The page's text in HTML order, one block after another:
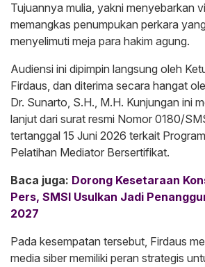
​Tujuannya mulia, yakni menyebarkan
memangkas penumpukan perkara
menyelimuti meja para hakim agung.
​Audiensi ini dipimpin langsung oleh
Firdaus, dan diterima secara hangat
Dr. Sunarto, S.H., M.H. Kunjungan ini
lanjut dari surat resmi Nomor 0180/
tertanggal 15 Juni 2026 terkait
Pelatihan Mediator Bersertifikat.
Baca juga: Dorong Kesetaraan
Pers, SMSI Usulkan Jadi
2027
​Pada kesempatan tersebut, Firdaus
media siber memiliki peran strategis